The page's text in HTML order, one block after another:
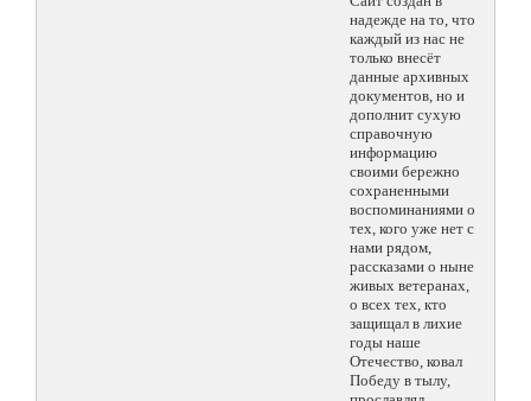
надежде на то, что
каждый из нас не
только внесёт
данные архивных
документов, но и
дополнит сухую
справочную
информацию
своими бережно
сохраненными
воспоминаниями о
тех, кого уже нет с
нами рядом,
рассказами о ныне
живых ветеранах,
о всех тех, кто
защищал в лихие
годы наше
Отечество, ковал
Победу в тылу,